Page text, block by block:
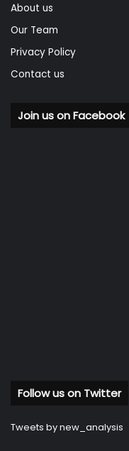
About us
Our Team
Privacy Policy
Contact us
Join us on Facebook
Follow us on Twitter
Tweets by new_analysis